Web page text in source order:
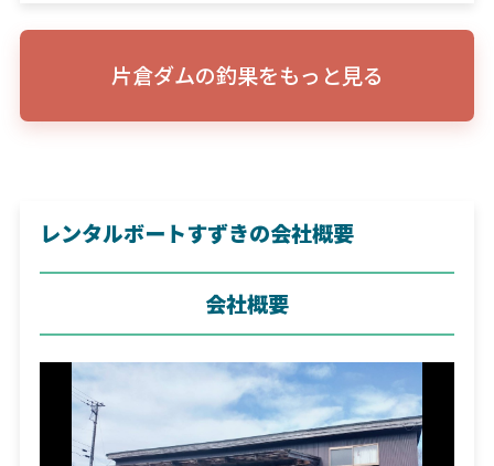
片倉ダムの釣果をもっと見る
レンタルボートすずきの会社概要
会社概要